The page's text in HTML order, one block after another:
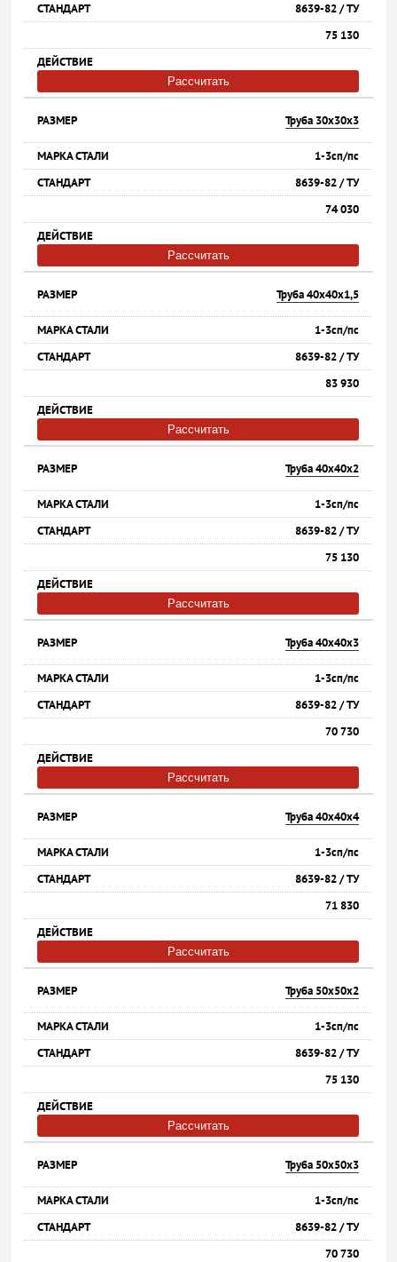
8639-82 / ТУ
75 130
Рассчитать
Труба 30х30х3
1-3сп/пс
8639-82 / ТУ
74 030
Рассчитать
Труба 40х40х1,5
1-3сп/пс
8639-82 / ТУ
83 930
Рассчитать
Труба 40х40х2
1-3сп/пс
8639-82 / ТУ
75 130
Рассчитать
Труба 40х40х3
1-3сп/пс
8639-82 / ТУ
70 730
Рассчитать
Труба 40х40х4
1-3сп/пс
8639-82 / ТУ
71 830
Рассчитать
Труба 50х50х2
1-3сп/пс
8639-82 / ТУ
75 130
Рассчитать
Труба 50х50х3
1-3сп/пс
8639-82 / ТУ
70 730